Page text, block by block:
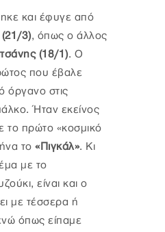
και έφυγε από
(21/3), όπως ο άλλος
(18/1). Ο
που έβαλε
όργανο στις
Ήταν εκείνος
το πρώτο «κοσμικό
το «Πιγκάλ». Κι
με το
είναι και ο
με τέσσερα ή
όπως είπαμε